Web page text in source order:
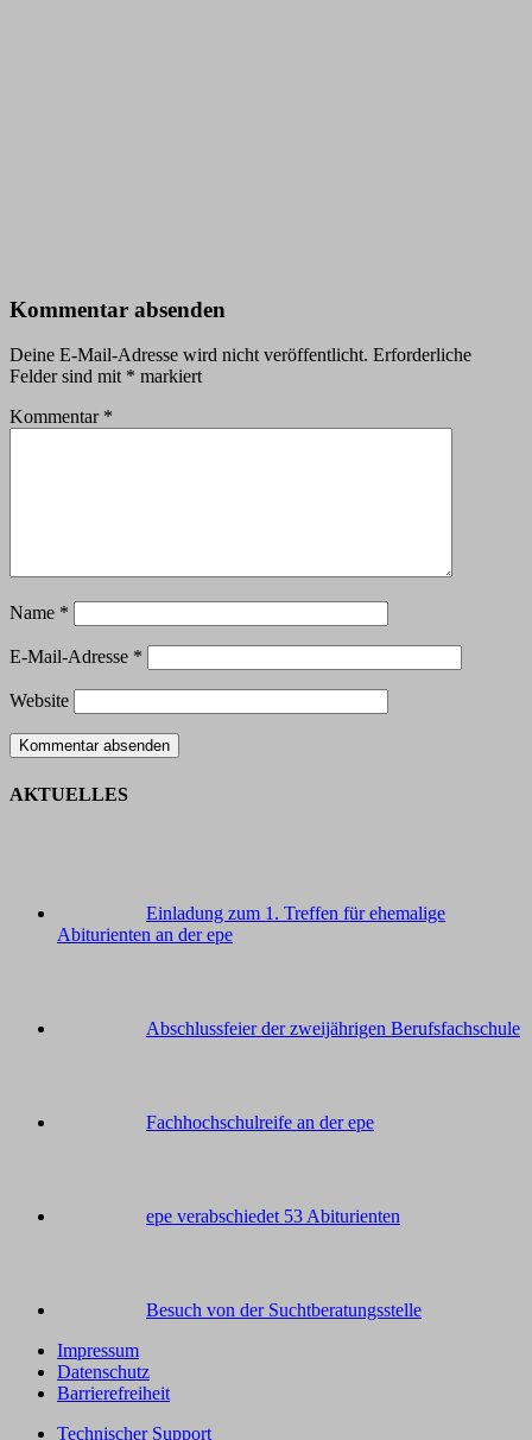
Kommentar absenden
Deine E-Mail-Adresse wird nicht veröffentlicht. Erforderliche
Felder sind mit * markiert
Kommentar *
Name *
E-Mail-Adresse *
Website
AKTUELLES
Einladung zum 1. Treffen für ehemalige
Abiturienten an der epe
Abschlussfeier der zweijährigen Berufsfachschule
Fachhochschulreife an der epe
epe verabschiedet 53 Abiturienten
Besuch von der Suchtberatungsstelle
Impressum
Datenschutz
Barrierefreiheit
Technischer Support